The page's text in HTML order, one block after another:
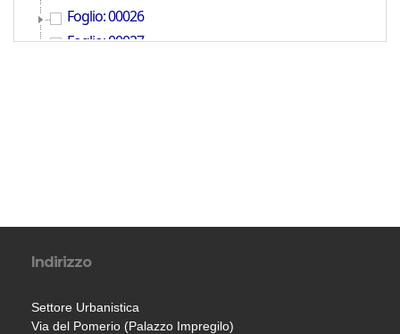
Indirizzo
Settore Urbanistica
Via del Pomerio (Palazzo Impregilo)